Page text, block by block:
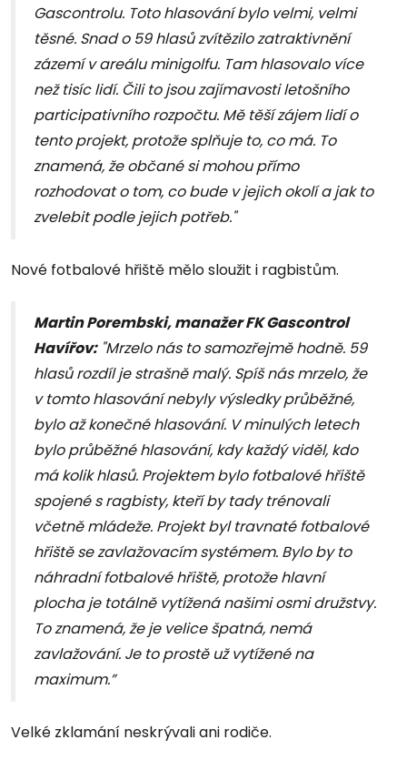
Gascontrolu. Toto hlasování bylo velmi, velmi
těsné. Snad o 59 hlasů zvítězilo zatraktivnění
zázemí v areálu minigolfu. Tam hlasovalo více
než tisíc lidí. Čili to jsou zajímavosti letošního
participativního rozpočtu. Mě těší zájem lidí o
tento projekt, protože splňuje to, co má. To
znamená, že občané si mohou přímo
rozhodovat o tom, co bude v jejich okolí a jak to
zvelebit podle jejich potřeb."
Nové fotbalové hřiště mělo sloužit i ragbistům.
Martin Porembski, manažer FK Gascontrol
Havířov:"Mrzelo nás to samozřejmě hodně. 59
hlasů rozdíl je strašně malý. Spíš nás mrzelo, že
v tomto hlasování nebyly výsledky průběžné,
bylo až konečné hlasování. V minulých letech
bylo průběžné hlasování, kdy každý viděl, kdo
má kolik hlasů. Projektem bylo fotbalové hřiště
spojené s ragbisty, kteří by tady trénovali
včetně mládeže. Projekt byl travnaté fotbalové
hřiště se zavlažovacím systémem. Bylo by to
náhradní fotbalové hřiště, protože hlavní
plocha je totálně vytížená našimi osmi družstvy.
To znamená, že je velice špatná, nemá
zavlažování. Je to prostě už vytížené na
maximum.”
Velké zklamání neskrývali ani rodiče.